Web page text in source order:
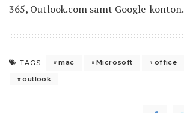
365, Outlook.com samt Google-konton.
TAGS: mac Microsoft office
outlook